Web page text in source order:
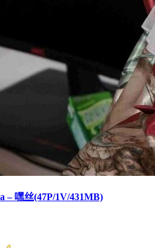
– 嘿丝(47P/1V/431MB)